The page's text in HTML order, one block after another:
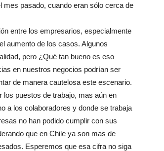
mes pasado, cuando eran sólo cerca de
entre los empresarios, especialmente
aumento de los casos. Algunos
pero ¿Qué tan bueno es eso
en nuestros negocios podrían ser
de manera cautelosa este escenario.
los puestos de trabajo, mas aún en
a los colaboradores y donde se trabaja
no han podido cumplir con sus
que en Chile ya son mas de
Esperemos que esa cifra no siga